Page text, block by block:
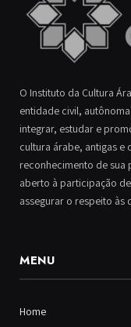
O Instituto da Cultura
entidade civil,
integrar, estudar e
cultura árabe, antigas e
reconhecimento de sua
aberto à participação
assegurar o respeito às
MENU
Home